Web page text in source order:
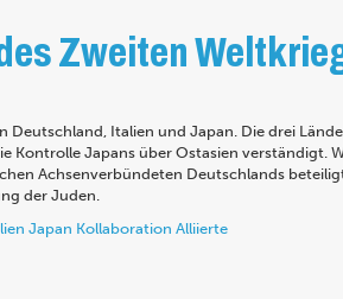
Zweiten
Italien und Japan. Die drei
Kontrolle Japans über Ostasien verständigt.
Achsenverbündeten Deutschlands
der Juden.
Japan Kollaboration Alliierte